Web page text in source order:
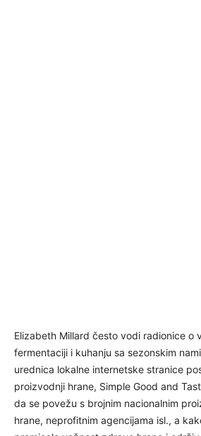
Elizabeth Millard često vodi radionice o
fermentaciji i kuhanju sa sezonskim
urednica lokalne internetske stranice
proizvodnji hrane, Simple Good and
da se povežu s brojnim nacionalnim
hrane, neprofitnim agencijama isl., a